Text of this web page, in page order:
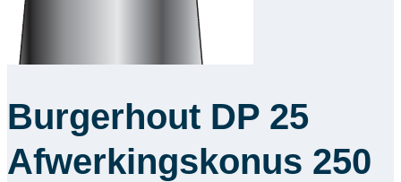
Burgerhout DP 25
Afwerkingskonus 250